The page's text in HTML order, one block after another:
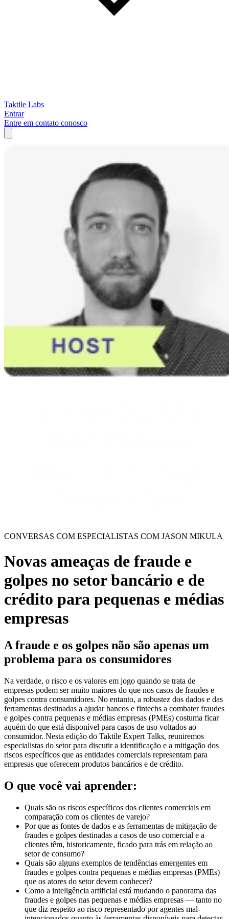
Taktile Labs
Entrar
Entre em contato conosco
CONVERSAS COM ESPECIALISTAS COM JASON MIKULA
Novas ameaças de fraude e
golpes no setor bancário e de
crédito para pequenas e médias
empresas
A fraude e os golpes não são apenas um
problema para os consumidores
Na verdade, o risco e os valores em jogo quando se trata de
empresas podem ser muito maiores do que nos casos de fraudes e
golpes contra consumidores. No entanto, a robustez dos dados e das
ferramentas destinadas a ajudar bancos e fintechs a combater fraudes
e golpes contra pequenas e médias empresas (PMEs) costuma ficar
aquém do que está disponível para casos de uso voltados ao
consumidor. Nesta edição do Taktile Expert Talks, reuniremos
especialistas do setor para discutir a identificação e a mitigação dos
riscos específicos que as entidades comerciais representam para
empresas que oferecem produtos bancários e de crédito.
O que você vai aprender:
Quais são os riscos específicos dos clientes comerciais em
comparação com os clientes de varejo?
Por que as fontes de dados e as ferramentas de mitigação de
fraudes e golpes destinadas a casos de uso comercial e a
clientes têm, historicamente, ficado para trás em relação ao
setor de consumo?
Quais são alguns exemplos de tendências emergentes em
fraudes e golpes contra pequenas e médias empresas (PMEs)
que os atores do setor devem conhecer?
Como a inteligência artificial está mudando o panorama das
fraudes e golpes nas pequenas e médias empresas — tanto no
que diz respeito ao risco representado por agentes mal-